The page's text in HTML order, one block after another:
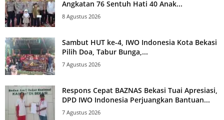
Angkatan 76 Sentuh Hati 40 Anak...
8 Agustus 2026
Sambut HUT ke-4, IWO Indonesia Kota Bekasi
Pilih Doa, Tabur Bunga,...
7 Agustus 2026
Respons Cepat BAZNAS Bekasi Tuai Apresiasi,
DPD IWO Indonesia Perjuangkan Bantuan...
7 Agustus 2026